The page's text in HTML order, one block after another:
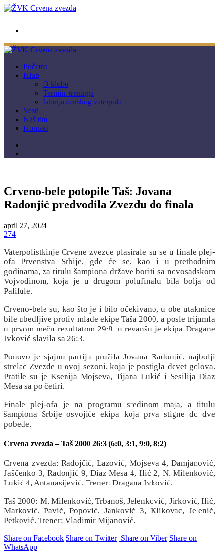
Početna
Klub
O klubu
Termini treninga
Istorija ženskog vaterpola
Vesti
Naš tim
Kontakt
Crveno-bele potopile Taš: Jovana
Radonjić predvodila Zvezdu do finala
april 27, 2024
274
Vaterpolistkinje Crvene zvezde plasirale su se u finale plej-
ofa Prvenstva Srbije, gde će se, kao i u prethodnim
godinama, za titulu šampiona države boriti sa novosadskom
Vojvodinom, koja je u drugom polufinalu bila bolja od
Palilule.
Crveno-bele su, kao što je i bilo očekivano, u obe utakmice
bile ubedljive protiv mlade ekipe Taša 2000, a posle trijumfa
u prvom meču rezultatom 29:8, u revanšu je ekipa Dragane
Ivković slavila sa 26:3.
Ponovo je sjajnu partiju pružila Jovana Radonjić, najbolji
strelac Zvezde u ovoj sezoni, koja je postigla devet golova.
Pratile su je Ksenija Mojseva, Tijana Lukić i Sesilija Diaz
Mesa sa po četiri.
Finale plej-ofa je na programu sredinom maja, a titulu
šampiona Srbije osvojiće ekipa koja prva stigne do dve
pobede.
Crvena zvezda – Taš 2000 26:3 (6:0, 3:1, 9:0, 8:2)
Crvena zvezda: Radojčić, Lazović, Mojseva 4, Damjanović,
Jaščenko 3, Radonjić 9, Diaz Mesa 4, Ilić 2, N. Milenković,
Lukić 4, Antanasijević. Trener: Dragana Ivković.
Taš 2000: M. Milenković, Trbanoš, Jelenković, Jirković, Ilić,
Marković, Pavić, Popović, Janković 3, Klikovac, Jelenić,
Petković. Trener: Vladimir Mijanović.
Share on Facebook Share on Twitter Share on Viber Share on
WhatsApp